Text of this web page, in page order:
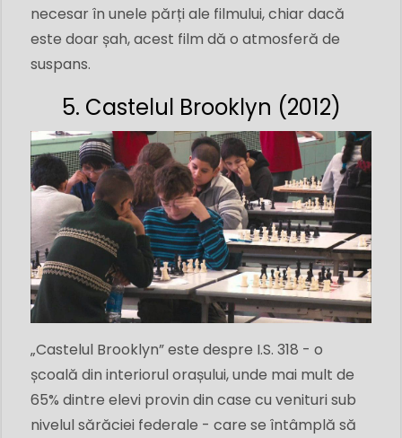
necesar în unele părți ale filmului, chiar dacă
este doar șah, acest film dă o atmosferă de
suspans.
5. Castelul Brooklyn (2012)
„Castelul Brooklyn” este despre I.S. 318 - o
școală din interiorul orașului, unde mai mult de
65% dintre elevi provin din case cu venituri sub
nivelul sărăciei federale - care se întâmplă să